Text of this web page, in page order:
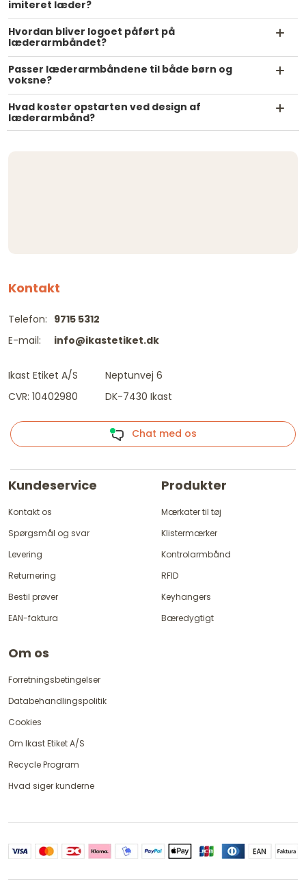
imiteret læder?
Hvordan bliver logoet påført på
læderarmbåndet?
Passer læderarmbåndene til både børn og
voksne?
Hvad koster opstarten ved design af
læderarmbånd?
Kontakt
Telefon:
E-mail:
9715 5312
info@ikastetiket.dk
Ikast Etiket A/S
CVR: 10402980
Neptunvej 6
DK-7430 Ikast
Chat med os
Kundeservice
Kontakt os
Spørgsmål og svar
Levering
Returnering
Bestil prøver
EAN-faktura
Produkter
Mærkater til tøj
Klistermærker
Kontrolarmbånd
RFID
Keyhangers
Bæredygtigt
Om os
Forretningsbetingelser
Databehandlingspolitik
Cookies
Om Ikast Etiket A/S
Recycle Program
Hvad siger kunderne